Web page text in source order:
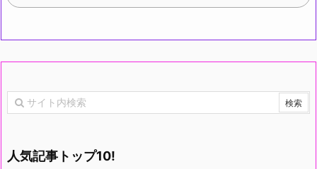
人気記事トップ10!